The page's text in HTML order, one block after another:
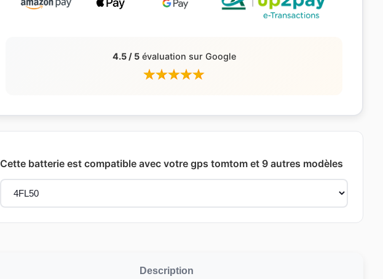
4.5 / 5évaluation sur Google
Cette batterie est compatible avec votre gps tomtom et 9 autres modèles
Description